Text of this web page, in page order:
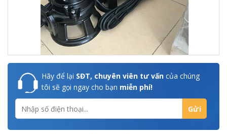
Hãy để lại SĐT, chuyên viên tư vấn của chúng
tôi sẽ gọi ngay cho bạn miễn phí!